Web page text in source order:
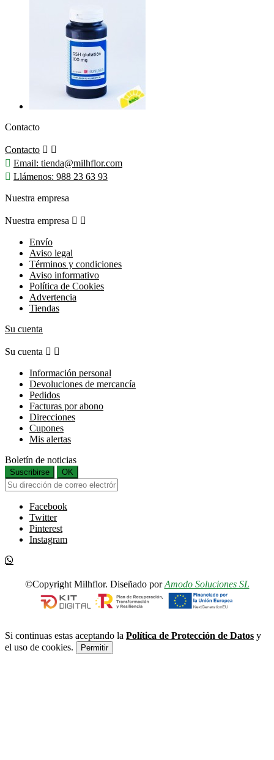
Contacto
Contacto  
 Email: tienda@milhflor.com
 Llámenos: 988 23 63 93
Nuestra empresa
Nuestra empresa  
Envío
Aviso legal
Términos y condiciones
Aviso informativo
Política de Cookies
Advertencia
Tiendas
Su cuenta
Su cuenta  
Información personal
Devoluciones de mercancía
Pedidos
Facturas por abono
Direcciones
Cupones
Mis alertas
Boletín de noticias
Suscribirse OK
Facebook
Twitter
Pinterest
Instagram
©Copyright Milhflor. Diseñado porAmodo Soluciones SL
Si continuas estas aceptando la Política de Protección de Datos y
el uso de cookies.
Permitir